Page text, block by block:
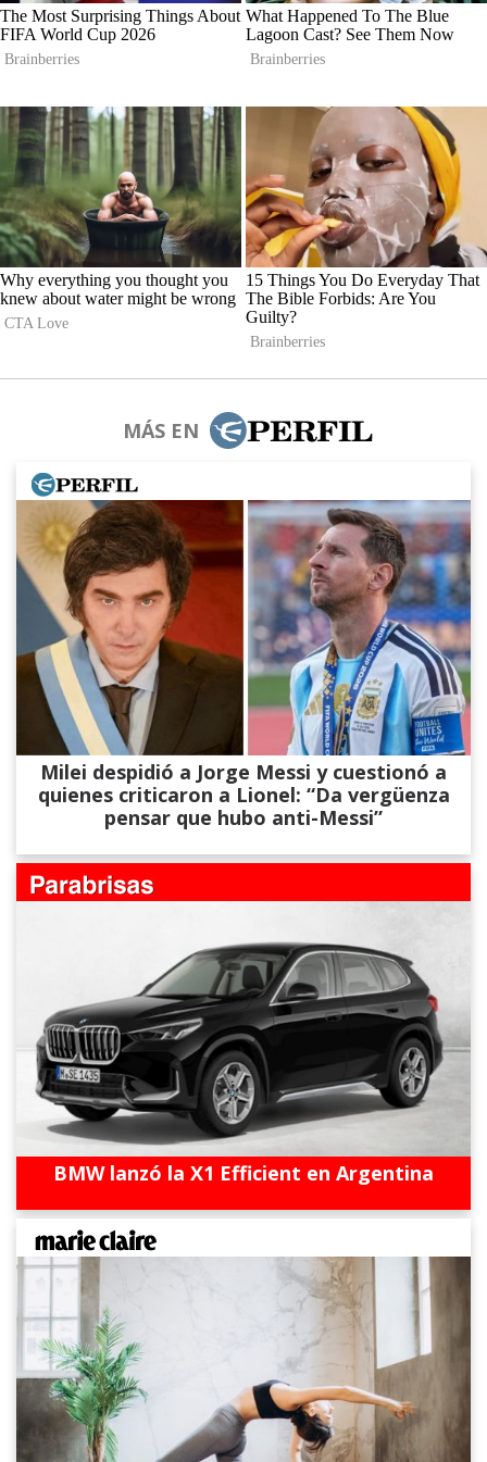
MÁS EN
Milei despidió a Jorge Messi y cuestionó a
quienes criticaron a Lionel: “Da vergüenza
pensar que hubo anti-Messi”
BMW lanzó la X1 Efficient en Argentina